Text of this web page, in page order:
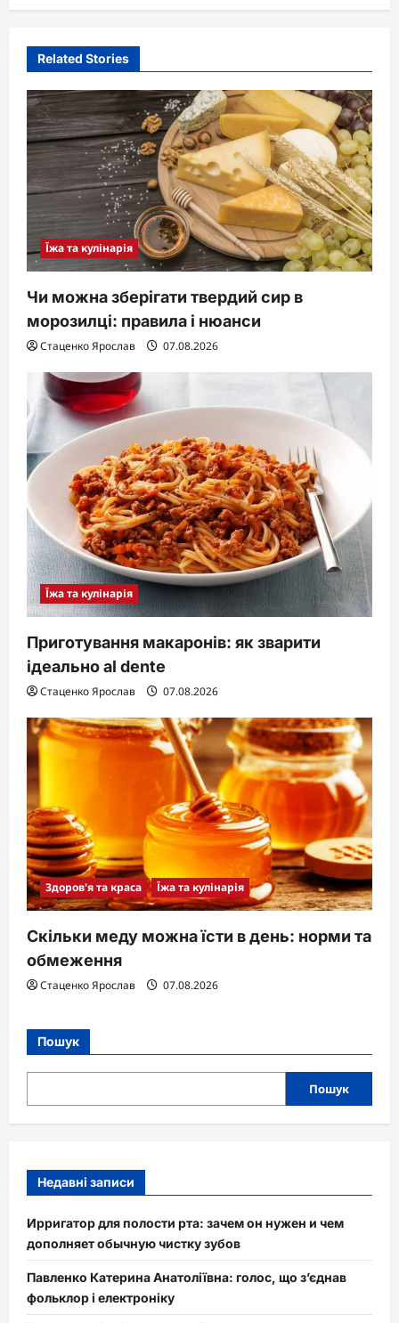
v
g
a
t
i
o
n
Related Stories
Їжа та кулінарія
Чи можна зберігати твердий сир в
морозилці: правила і нюанси
Стаценко Ярослав 07.08.2026
Їжа та кулінарія
Приготування макаронів: як зварити
ідеально al dente
Стаценко Ярослав 07.08.2026
Здоров'я та краса Їжа та кулінарія
Скільки меду можна їсти в день: норми та
обмеження
Стаценко Ярослав 07.08.2026
Пошук
Пошук
Недавні записи
Ирригатор для полости рта: зачем он нужен и чем
дополняет обычную чистку зубов
Павленко Катерина Анатоліївна: голос, що з’єднав
фольклор і електроніку